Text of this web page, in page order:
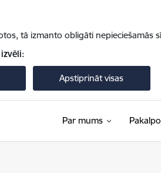
tā izmanto obligāti
Apstiprināt visas
Par mums